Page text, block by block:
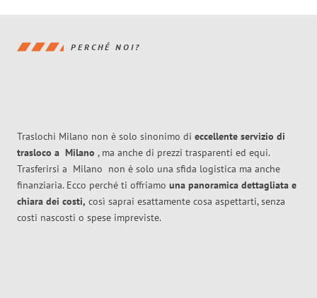
PERCHÉ NOI?
Traslochi Milano non è solo sinonimo di eccellente servizio di
trasloco a Milano , ma anche di prezzi trasparenti ed equi.
Trasferirsi a Milano non è solo una sfida logistica ma anche
finanziaria. Ecco perché ti offriamo una panoramica dettagliata e
chiara dei costi, così saprai esattamente cosa aspettarti, senza
costi nascosti o spese impreviste.